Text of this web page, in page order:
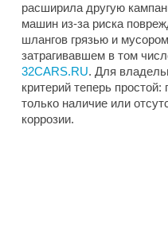
расширила другую
машин из-за риска
шлангов грязью и
затрагивавшем в том
32CARS.RU. Для
критерий теперь
только наличие или
коррозии.